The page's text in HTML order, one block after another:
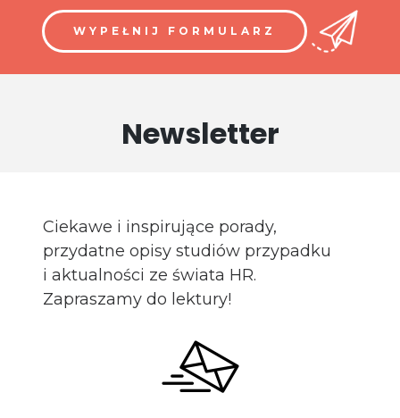
WYPEŁNIJ FORMULARZ
Newsletter
Ciekawe i inspirujące porady,
przydatne opisy studiów przypadku
i aktualności ze świata HR.
Zapraszamy do lektury!